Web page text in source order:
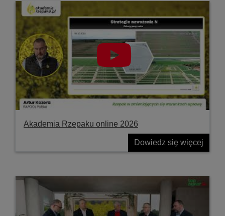
Akademia Rzepaku online 2026
Dowiedz się więcej